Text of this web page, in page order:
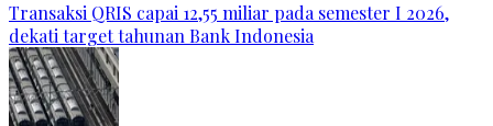
Transaksi QRIS capai 12,55 miliar pada semester I 2026,
dekati target tahunan Bank Indonesia